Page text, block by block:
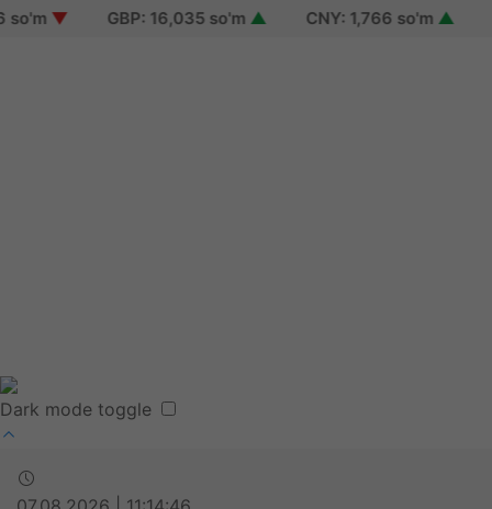
▼ GBP: 16,035 so'm▲ CNY: 1,766 so'm▲ KZT:
Dark mode toggle